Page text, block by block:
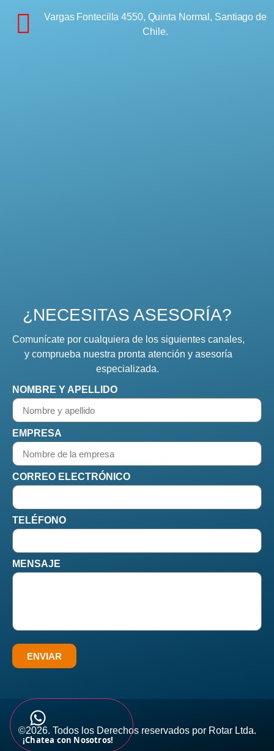
Vargas Fontecilla 4550, Quinta Normal, Santiago de
Chile.
¿NECESITAS ASESORÍA?
Comunícate por cualquiera de los siguientes canales,
y comprueba nuestra pronta atención y asesoría
especializada.
NOMBRE Y APELLIDO
EMPRESA
CORREO ELECTRÓNICO
TELÉFONO
MENSAJE
ENVIAR
©2026. Todos los Derechos reservados por Rotar Ltda.​
¡Chatea con Nosotros!